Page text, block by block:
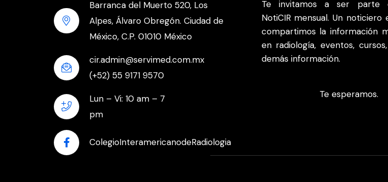
Barranca del Muerto 520, Los
Alpes, Álvaro Obregón. Ciudad de
México, C.P. 01010 México
cir.admin@servimed.com.mx
(+52) 55 9171 9570
Lun – Vi: 10 am – 7
pm
ColegioInteramericanodeRadiologia
Te invitamos a ser parte
NotiCIR mensual. Un
compartimos la información
en radiología, eventos,
demás información.
Te esperamos.